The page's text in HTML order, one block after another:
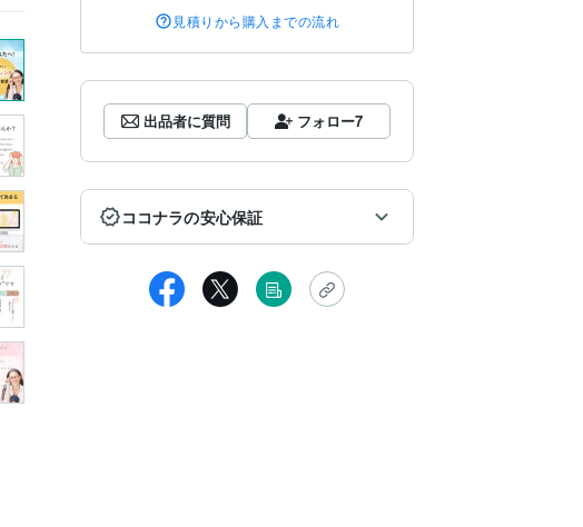
見積りから購入までの流れ
出品者に質問 フォロー7
ココナラの安心保証